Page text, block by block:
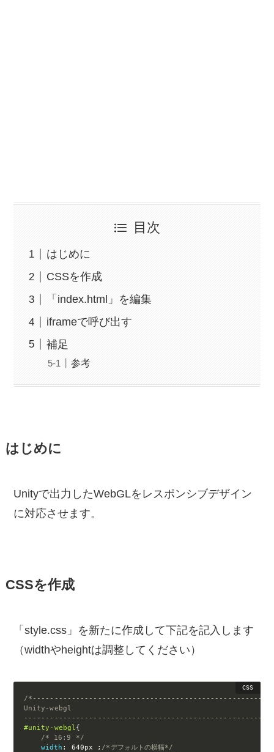
目次
はじめに
CSSを作成
「index.html」を編集
iframeで呼び出す
補足
参考
はじめに
Unityで出力したWebGLをレスポンシブデザイン
に対応させます。
CSSを作成
「style.css」を新たに作成して下記を記入します
（widthやheightは調整してください）
/
Unity-webgl
#unity-webgl {
/* 16:9 */
width : 640px ; /*デフォルトの横幅*/